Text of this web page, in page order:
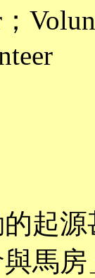
源
馬